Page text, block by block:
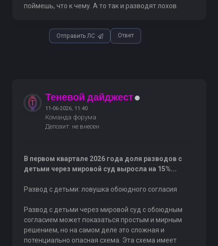
поймешь, что к чему. А то так и разводят лохов.
Отправить ЛС Ответ
Теневой дайджест
11-06-2026, 11:40
Команда форума
Депозит: не внесен
В первом квартале 2026 года доля разводов с
детьми через мировой суд выросла на 15%...
Развод с детьми: ловушка обоюдного согласия
Развод с детьми через мировой суд с обоюдным
согласием может показаться простым и мирным
решением, но на самом деле это сложная и
потенциально опасная схема. Эта схема имеет